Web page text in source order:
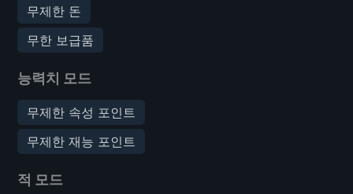
무제한 돈
무한 보급품
능력치 모드
무제한 속성 포인트
무제한 재능 포인트
적 모드